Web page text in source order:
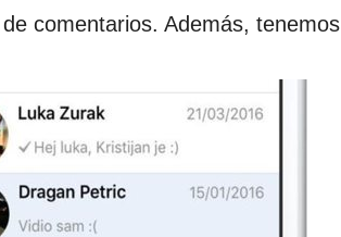
comentarios. Además, tenemos